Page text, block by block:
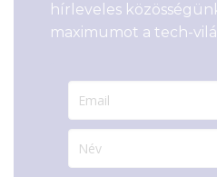
hírleveles
maximumot a tech-